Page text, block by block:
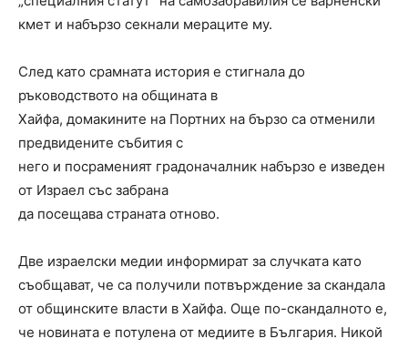
кмет и набързо секнали мераците му.
След като срамната история е стигнала до
ръководството на общината в
Хайфа, домакините на Портних на бързо са отменили
предвидените събития с
него и посраменият градоначалник набързо е изведен
от Израел със забрана
да посещава страната отново.
Две израелски медии информират за случката като
съобщават, че са получили потвърждение за скандала
от общинските власти в Хайфа. Още по-скандалното е,
че новината е потулена от медиите в България. Никой